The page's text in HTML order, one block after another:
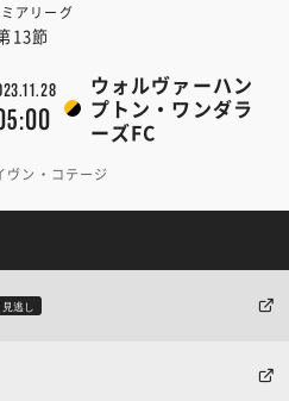
アリーグ
13節
ウォルヴァーハン
プトン・ワンダラ
ーズFC
ヴン・コテージ
見逃し